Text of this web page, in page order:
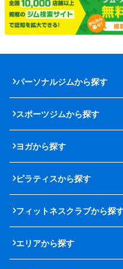
パーソナルジムから探す
スポーツジムから探す
ヨガから探す
ピラティスから探す
フィットネスクラブから探
エリアから探す